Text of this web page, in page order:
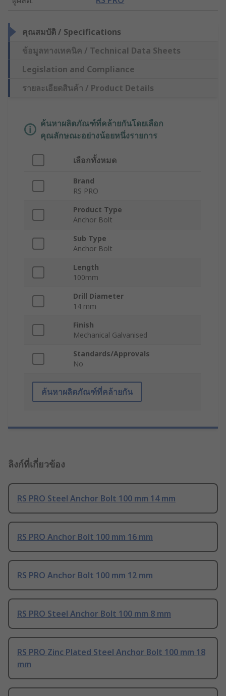
คุณสมบัติ / Specifications
ข้อมูลทางเทคนิค / Technical Data Sheets
Legislation and Compliance
รายละเอียดสินค้า / Product Details
ค้นหาผลิตภัณฑ์ที่คล้ายกันโดยเลือก
คุณลักษณะอย่างน้อยหนึ่งรายการ
เลือกทั้งหมด
Brand
RS PRO
Product Type
Anchor Bolt
Sub Type
Anchor Bolt
Length
100mm
Drill Diameter
14 mm
Finish
Mechanical Galvanised
Standards/Approvals
No
ค้นหาผลิตภัณฑ์ที่คล้ายกัน
ลิงก์ที่เกี่ยวข้อง
RS PRO Steel Anchor Bolt 100 mm 14 mm
RS PRO Anchor Bolt 100 mm 16 mm
RS PRO Anchor Bolt 100 mm 12 mm
RS PRO Steel Anchor Bolt 100 mm 8 mm
RS PRO Zinc Plated Steel Anchor Bolt 100 mm 18
mm